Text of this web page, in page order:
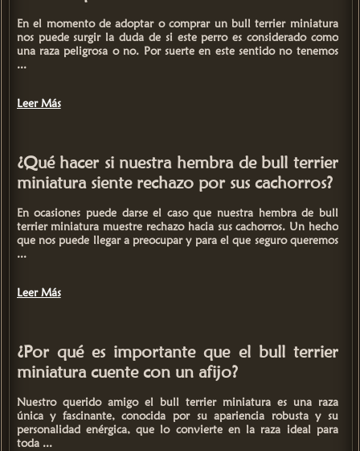
En el momento de adoptar o comprar un bull terrier miniatura
nos puede surgir la duda de si este perro es considerado como
una raza peligrosa o no. Por suerte en este sentido no tenemos
...
Leer Más
¿Qué hacer si nuestra hembra de bull terrier
miniatura siente rechazo por sus cachorros?
En ocasiones puede darse el caso que nuestra hembra de bull
terrier miniatura muestre rechazo hacia sus cachorros. Un hecho
que nos puede llegar a preocupar y para el que seguro queremos
...
Leer Más
¿Por qué es importante que el bull terrier
miniatura cuente con un afijo?
Nuestro querido amigo el bull terrier miniatura es una raza
única y fascinante, conocida por su apariencia robusta y su
personalidad enérgica, que lo convierte en la raza ideal para
toda ...